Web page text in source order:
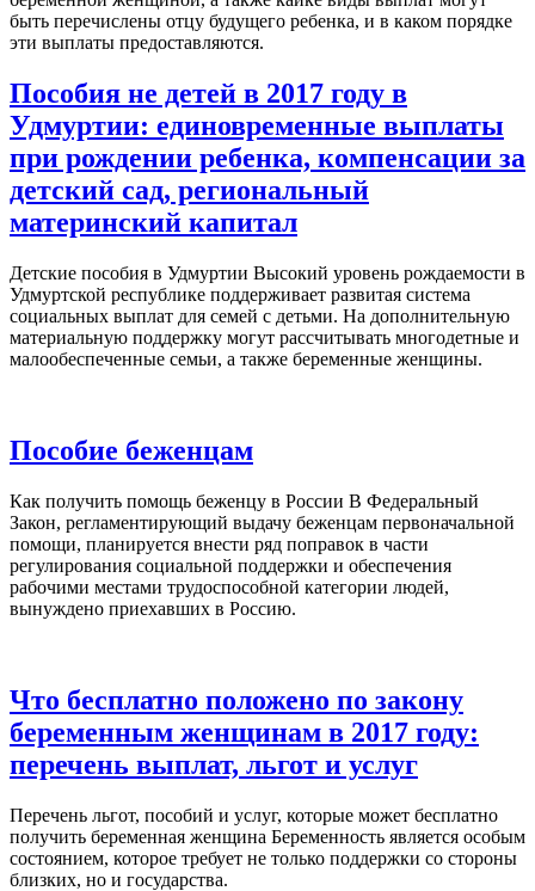
быть перечислены отцу будущего ребенка, и в каком порядке
эти выплаты предоставляются.
Пособия не детей в 2017 году в
Удмуртии: единовременные выплаты
при рождении ребенка, компенсации за
детский сад, региональный
материнский капитал
Детские пособия в Удмуртии Высокий уровень рождаемости в
Удмуртской республике поддерживает развитая система
социальных выплат для семей с детьми. На дополнительную
материальную поддержку могут рассчитывать многодетные и
малообеспеченные семьи, а также беременные женщины.
Пособие беженцам
Как получить помощь беженцу в России В Федеральный
Закон, регламентирующий выдачу беженцам первоначальной
помощи, планируется внести ряд поправок в части
регулирования социальной поддержки и обеспечения
рабочими местами трудоспособной категории людей,
вынуждено приехавших в Россию.
Что бесплатно положено по закону
беременным женщинам в 2017 году:
перечень выплат, льгот и услуг
Перечень льгот, пособий и услуг, которые может бесплатно
получить беременная женщина Беременность является особым
состоянием, которое требует не только поддержки со стороны
близких, но и государства.